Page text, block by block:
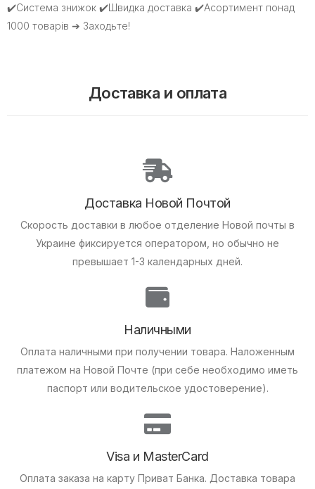
✔️Система знижок ✔️Швидка доставка ✔️Асортимент понад
1000 товарів ➔ Заходьте!
Доставка и оплата
Доставка Новой Почтой
Скорость доставки в любое отделение Новой почты в
Украине фиксируется оператором, но обычно не
превышает 1-3 календарных дней.
Наличными
Оплата наличными при получении товара. Наложенным
платежом на Новой Почте (при себе необходимо иметь
паспорт или водительское удостоверение).
Visa и MasterCard
Оплата заказа на карту Приват Банка. Доставка товара